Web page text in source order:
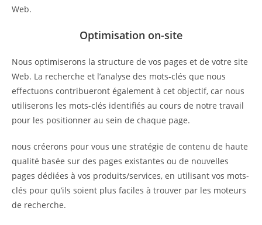
Web.
Optimisation on-site
Nous optimiserons la structure de vos pages et de votre site
Web. La recherche et l’analyse des mots-clés que nous
effectuons contribueront également à cet objectif, car nous
utiliserons les mots-clés identifiés au cours de notre travail
pour les positionner au sein de chaque page.
nous créerons pour vous une stratégie de contenu de haute
qualité basée sur des pages existantes ou de nouvelles
pages dédiées à vos produits/services, en utilisant vos mots-
clés pour qu’ils soient plus faciles à trouver par les moteurs
de recherche.